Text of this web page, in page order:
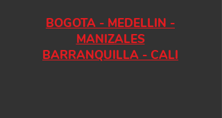
BOGOTA - MEDELLIN -
MANIZALES
BARRANQUILLA - CALI